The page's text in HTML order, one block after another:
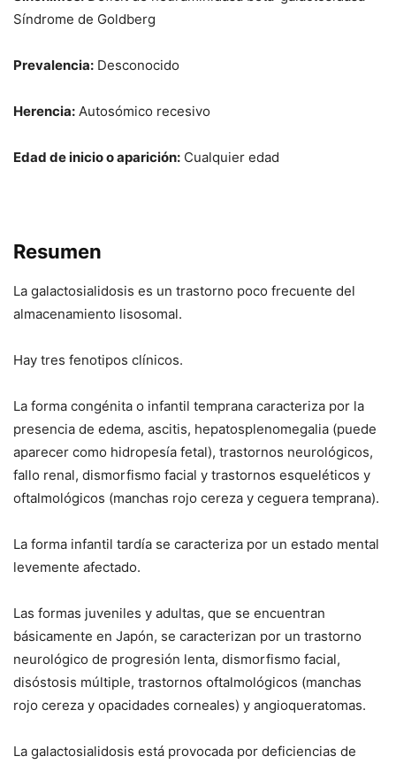
Síndrome de Goldberg
Prevalencia: Desconocido
Herencia: Autosómico recesivo
Edad de inicio o aparición: Cualquier edad
Resumen
La galactosialidosis es un trastorno poco frecuente del
almacenamiento lisosomal.
Hay tres fenotipos clínicos.
La forma congénita o infantil temprana caracteriza por la
presencia de edema, ascitis, hepatosplenomegalia (puede
aparecer como hidropesía fetal), trastornos neurológicos,
fallo renal, dismorfismo facial y trastornos esqueléticos y
oftalmológicos (manchas rojo cereza y ceguera temprana).
La forma infantil tardía se caracteriza por un estado mental
levemente afectado.
Las formas juveniles y adultas, que se encuentran
básicamente en Japón, se caracterizan por un trastorno
neurológico de progresión lenta, dismorfismo facial,
disóstosis múltiple, trastornos oftalmológicos (manchas
rojo cereza y opacidades corneales) y angioqueratomas.
La galactosialidosis está provocada por deficiencias de